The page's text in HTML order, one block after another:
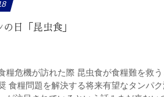
日「昆虫食」
糧危機が訪れた際 昆虫食が食糧難を救う
食糧問題を解決する将来有望なタンパ